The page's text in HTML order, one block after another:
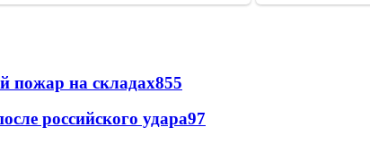
пожар на складах855
российского удара97